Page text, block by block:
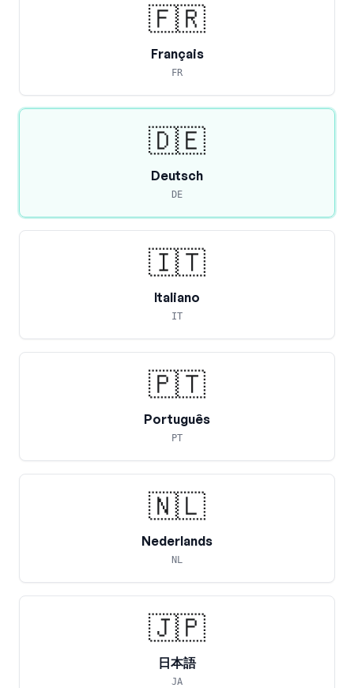
🇫🇷
Français
FR
🇩🇪
Deutsch
DE
🇮🇹
Italiano
IT
🇵🇹
Português
PT
🇳🇱
Nederlands
NL
🇯🇵
日本語
JA